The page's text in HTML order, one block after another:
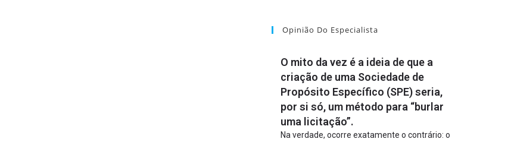
Opinião Do Especialista
O mito da vez é a ideia de que a
criação de uma Sociedade de
Propósito Específico (SPE) seria,
por si só, um método para “burlar
uma licitação”.
Na verdade, ocorre exatamente o contrário: o